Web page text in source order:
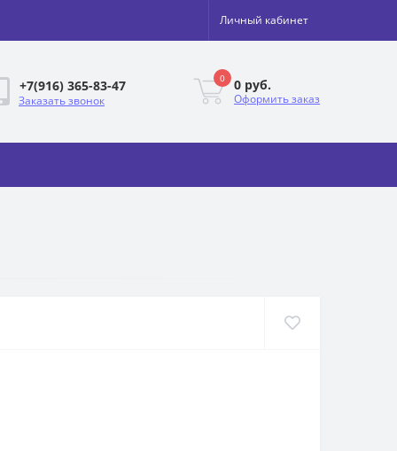
Личный кабинет
+7(916) 365-83-47
Заказать звонок
0 0 руб.
Оформить заказ